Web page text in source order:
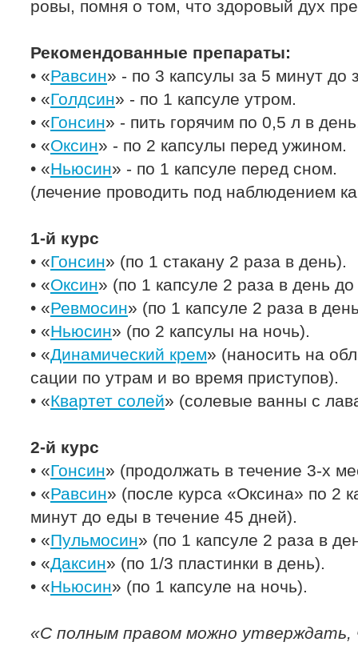
ровы, помня о том, что здоровый дух
Рекомендованные препараты:
• «Равсин» - по 3 капсулы за 5 минут до
• «Голдсин» - по 1 капсуле утром.
• «Гонсин» - пить горячим по 0,5 л в
• «Оксин» - по 2 капсулы перед ужином.
• «Ньюсин» - по 1 капсуле перед сном.
(лечение проводить под наблюдением
1-й курс
• «Гонсин» (по 1 стакану 2 раза в день).
• «Оксин» (по 1 капсуле 2 раза в день
• «Ревмосин» (по 1 капсуле 2 раза в
• «Ньюсин» (по 2 капсулы на ночь).
• «Динамический крем» (наносить на
сации по утрам и во время приступов).
• «Квартет солей» (солевые ванны с
2-й курс
• «Гонсин» (продолжать в течение 3-х
• «Равсин» (после курса «Оксина» по 2
минут до еды в течение 45 дней).
• «Пульмосин» (по 1 капсуле 2 раза в
• «Даксин» (по 1/3 пластинки в день).
• «Ньюсин» (по 1 капсуле на ночь).
«С полным правом можно